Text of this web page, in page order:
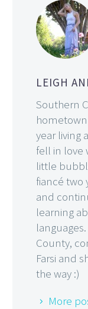
LEIGH
Southern
year living
fell in love
little
fiancé two
and
learning
County,
Farsi and
the way :)
More